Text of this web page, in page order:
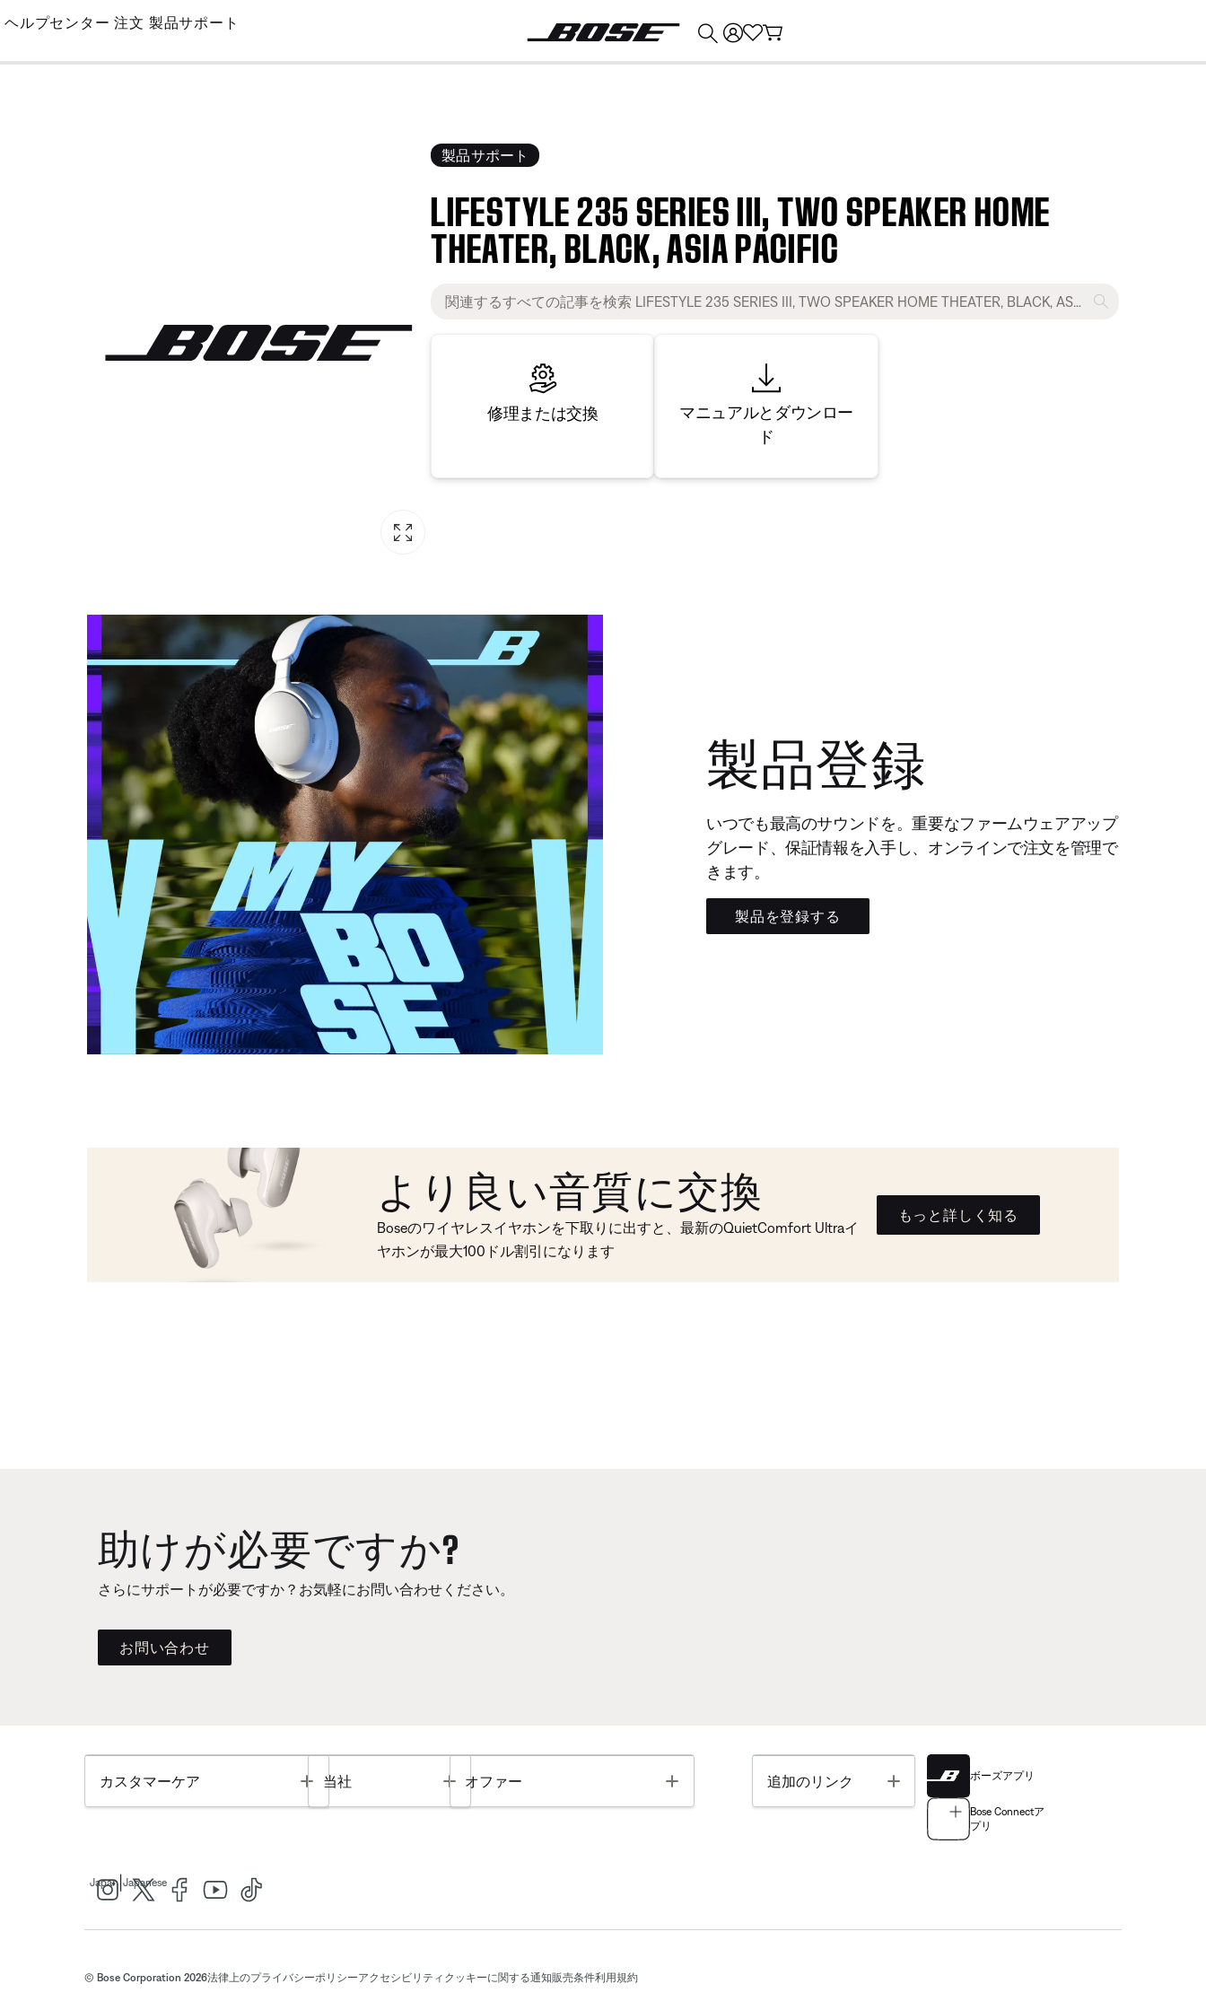
Skip
Main
ヘルプセンター 注文 製品サポート
製品サポート
LIFESTYLE 235 SERIES III, TWO SPEAKER HOME
THEATER, BLACK, ASIA PACIFIC
修理または交換
マニュアルとダウンロー
ド
製品登録
いつでも最高のサウンドを。重要なファームウェアアップ
グレード、保証情報を入手し、オンラインで注文を管理で
きます。
製品を登録する
より良い音質に交換
Boseのワイヤレスイヤホンを下取りに出すと、最新のQuietComfort Ultraイ
ヤホンが最大100ドル割引になります
もっと詳しく知る
助けが必要ですか?
さらにサポートが必要ですか？お気軽にお問い合わせください。
お問い合わせ
カスタマーケア Toggle
当社 Toggle
オファー Toggle 追加のリンク Toggle ボーズアプリ
Bose Connectア
プリ
Japan Japanese
© Bose Corporation 2026法律上のプライバシーポリシーアクセシビリティ クッキーに関する通知販売条件利用規約